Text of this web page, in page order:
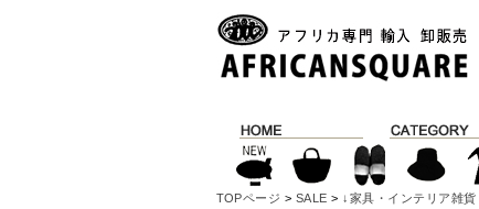
TOPページ > SALE > ↓家具・インテリア雑貨